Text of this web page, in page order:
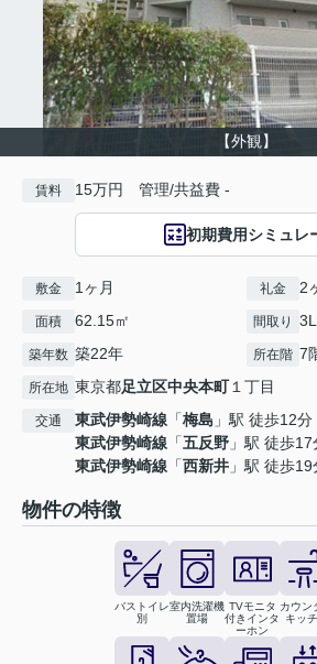
【外観】
賃料 15万円 管理/共益費 -
初期費用シミュレ
敷金 1ヶ月 礼金 2
面積 62.15㎡ 間取り
築年数 築22年 所在階 7
所在地 東京都足立区中央本町１丁目
交通 東武伊勢崎線 「梅島 」駅 徒歩12分
東武伊勢崎線 「五反野 」駅 徒歩17
東武伊勢崎線 「西新井 」駅 徒歩19
物件の特徴
バストイレ
別
室内洗濯機
置場
TVモニタ
付きインタ
ーホン
カウン
キッ